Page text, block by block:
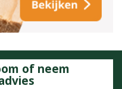
of neem